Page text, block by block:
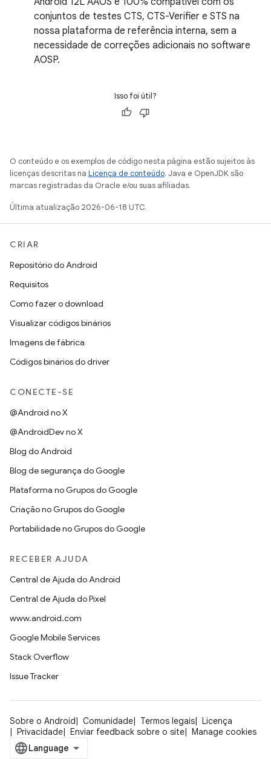
conjuntos de testes CTS, CTS-Verifier e STS na
nossa plataforma de referência interna, sem a
necessidade de correções adicionais no software
AOSP.
Isso foi útil?
O conteúdo e os exemplos de código nesta página estão sujeitos às
licenças descritas na Licença de conteúdo. Java e OpenJDK são
marcas registradas da Oracle e/ou suas afiliadas.
Última atualização 2026-06-18 UTC.
CRIAR
Repositório do Android
Requisitos
Como fazer o download
Visualizar códigos binários
Imagens de fábrica
Códigos binários do driver
CONECTE-SE
@Android no X
@AndroidDev no X
Blog do Android
Blog de segurança do Google
Plataforma no Grupos do Google
Criação no Grupos do Google
Portabilidade no Grupos do Google
RECEBER AJUDA
Central de Ajuda do Android
Central de Ajuda do Pixel
www.android.com
Google Mobile Services
Stack Overflow
Issue Tracker
Sobre o Android Comunidade Termos legais
Licença
Privacidade
Enviar feedback sobre o site Manage cookies